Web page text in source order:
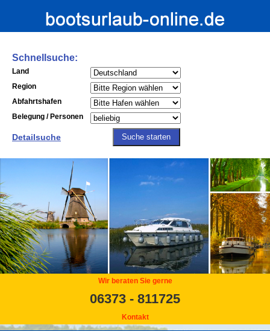
Schnellsuche:
Land
Region
Abfahrtshafen
Belegung / Personen
Detailsuche
Wir beraten Sie gerne
06373 - 811725
Kontakt